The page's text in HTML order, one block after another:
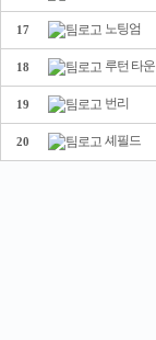
17 노팅엄
18 루턴 타운
19 번리
20 셰필드